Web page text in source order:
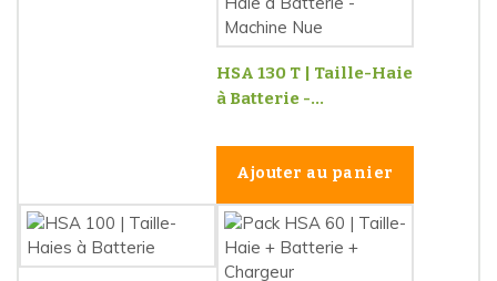
HSA 130 T | Taille-Haie
à Batterie -...
Ajouter au panier